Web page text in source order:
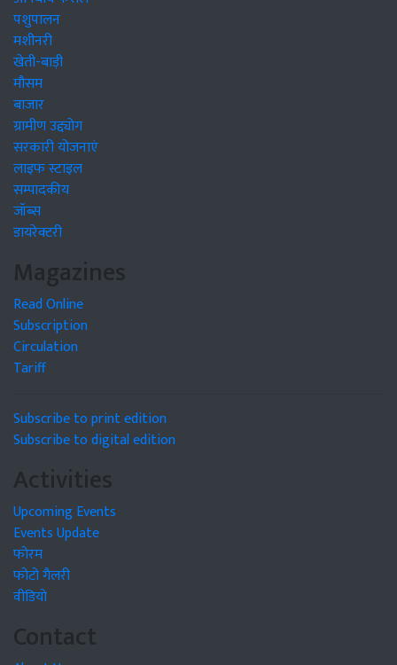
पशुपालन
मशीनरी
खेती-बाड़ी
मौसम
बाजार
ग्रामीण उद्द्योग
सरकारी योजनाएं
लाइफ स्टाइल
सम्पादकीय
जॉब्स
डायरेक्टरी
Magazines
Read Online
Subscription
Circulation
Tariff
Subscribe to print edition
Subscribe to digital edition
Activities
Upcoming Events
Events Update
फोरम
फोटो गैलरी
वीडियो
Contact